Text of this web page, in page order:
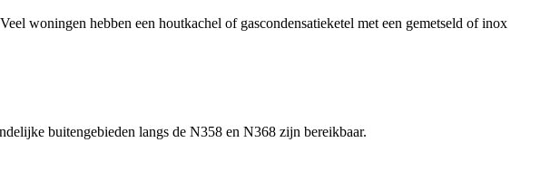
woningen hebben een houtkachel of gascondensatieketel met een gemetseld of inox
buitengebieden langs de N358 en N368 zijn bereikbaar.